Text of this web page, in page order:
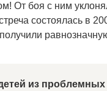
От боя с ним
состоялась в
из